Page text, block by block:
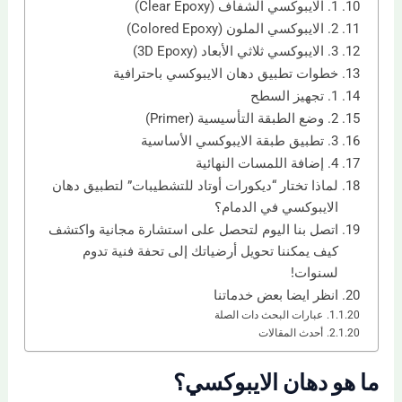
1. الايبوكسي الشفاف (Clear Epoxy)
2. الايبوكسي الملون (Colored Epoxy)
3. الايبوكسي ثلاثي الأبعاد (3D Epoxy)
خطوات تطبيق دهان الايبوكسي باحترافية
1. تجهيز السطح
2. وضع الطبقة التأسيسية (Primer)
3. تطبيق طبقة الايبوكسي الأساسية
4. إضافة اللمسات النهائية
لماذا تختار “ديكورات أوتاد للتشطيبات” لتطبيق دهان
الايبوكسي في الدمام؟
اتصل بنا اليوم لتحصل على استشارة مجانية واكتشف
كيف يمكننا تحويل أرضياتك إلى تحفة فنية تدوم
لسنوات!
انظر ايضا بعض خدماتنا
عبارات البحث دات الصلة
أحدث المقالات
ما هو دهان الايبوكسي؟